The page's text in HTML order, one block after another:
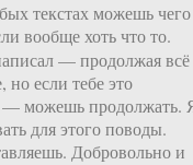
текстах можешь чего
вообще хоть что то.
— продолжая всё
если тебе это
— можешь продолжать.
для этого поводы.
Добровольно и